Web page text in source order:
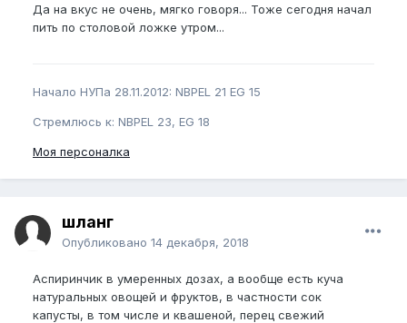
Да на вкус не очень, мягко говоря... Тоже сегодня начал
пить по столовой ложке утром...
Начало НУПа 28.11.2012: NBPEL 21 EG 15
Стремлюсь к: NBPEL 23, EG 18
Моя персоналка
шланг
Опубликовано 14 декабря, 2018
Аспиринчик в умеренных дозах, а вообще есть куча
натуральных овощей и фруктов, в частности сок
капусты, в том числе и квашеной, перец свежий